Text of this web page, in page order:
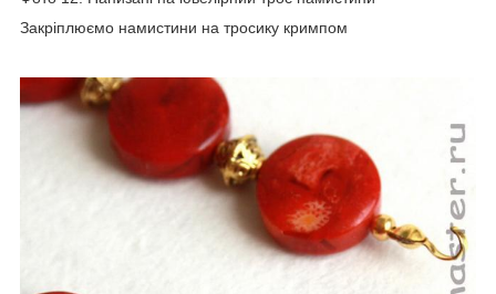
Закріплюємо намистини на тросику кримпом